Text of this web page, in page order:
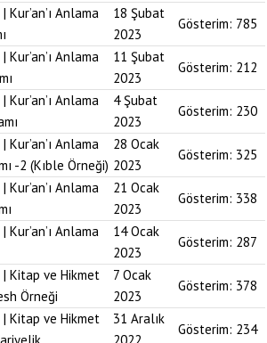
Kur’an’ı Anlama
18 Şubat
2023
Gösterim: 785
Kur’an’ı Anlama
11 Şubat
2023
Gösterim: 212
Kur’an’ı Anlama
4 Şubat
2023
Gösterim: 230
Kur’an’ı Anlama
-2 (Kıble Örneği)
28 Ocak
2023
Gösterim: 325
Kur’an’ı Anlama
21 Ocak
2023
Gösterim: 338
Kur’an’ı Anlama
14 Ocak
2023
Gösterim: 287
| Kitap ve Hikmet
Örneği
7 Ocak
2023
Gösterim: 378
| Kitap ve Hikmet
31 Aralık
Gösterim: 234